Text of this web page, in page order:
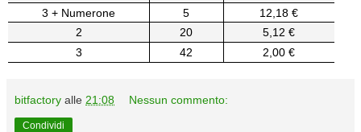
3 + Numerone
5
12,18 €
2
20
5,12 €
3
42 2,00 €
bitfactory alle 21:08 Nessun commento:
Condividi